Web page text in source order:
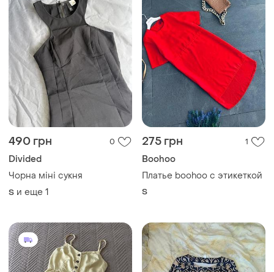
490 грн 0
Divided
Чорна міні сукня
S и еще 1
275 грн
Boohoo
Платье boohoo с этикеткой
S